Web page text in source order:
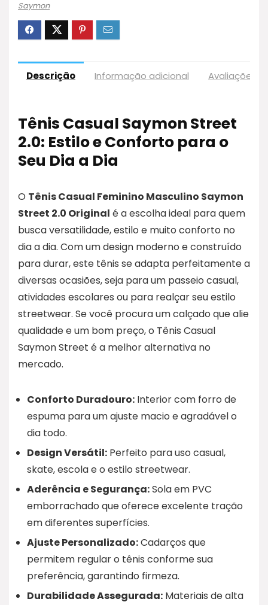
Saymon
Descrição Informação adicional Avaliações
Tênis Casual Saymon Street
2.0: Estilo e Conforto para o
Seu Dia a Dia
O Tênis Casual Feminino Masculino Saymon
Street 2.0 Original é a escolha ideal para quem
busca versatilidade, estilo e muito conforto no
dia a dia. Com um design moderno e construído
para durar, este tênis se adapta perfeitamente a
diversas ocasiões, seja para um passeio casual,
atividades escolares ou para realçar seu estilo
streetwear. Se você procura um calçado que alie
qualidade e um bom preço, o Tênis Casual
Saymon Street é a melhor alternativa no
mercado.
Conforto Duradouro: Interior com forro de
espuma para um ajuste macio e agradável o
dia todo.
Design Versátil: Perfeito para uso casual,
skate, escola e o estilo streetwear.
Aderência e Segurança:Sola em PVC
emborrachado que oferece excelente tração
em diferentes superfícies.
Ajuste Personalizado:Cadarços que
permitem regular o tênis conforme sua
preferência, garantindo firmeza.
Durabilidade Assegurada: Materiais de alta